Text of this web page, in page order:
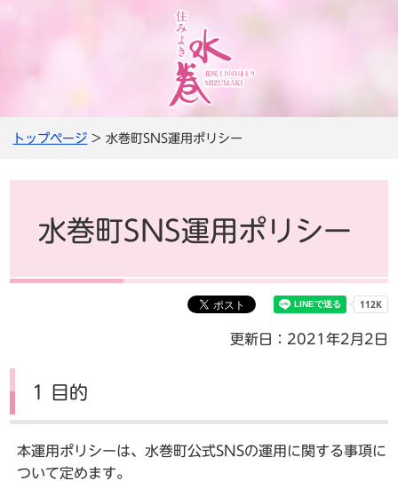
トップページ > 水巻町SNS運用ポリシー
水巻町SNS運用ポリシー
更新日：2021年2月2日
1 目的
本運用ポリシーは、水巻町公式SNSの運用に関する事項に
ついて定めます。